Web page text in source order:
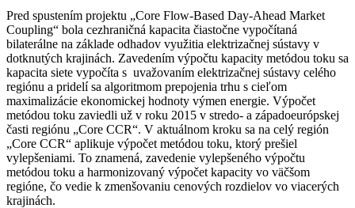
Pred spustením projektu „Core Flow-Based Day-Ahead Market
Coupling“ bola cezhraničná kapacita čiastočne vypočítaná
bilaterálne na základe odhadov využitia elektrizačnej sústavy v
dotknutých krajinách. Zavedením výpočtu kapacity metódou toku sa
kapacita siete vypočíta s uvažovaním elektrizačnej sústavy celého
regiónu a pridelí sa algoritmom prepojenia trhu s cieľom
maximalizácie ekonomickej hodnoty výmen energie. Výpočet
metódou toku zaviedli už v roku 2015 v stredo- a západoeurópskej
časti regiónu „Core CCR“. V aktuálnom kroku sa na celý región
„Core CCR“ aplikuje výpočet metódou toku, ktorý prešiel
vylepšeniami. To znamená, zavedenie vylepšeného výpočtu
metódou toku a harmonizovaný výpočet kapacity vo väčšom
regióne, čo vedie k zmenšovaniu cenových rozdielov vo viacerých
krajinách.